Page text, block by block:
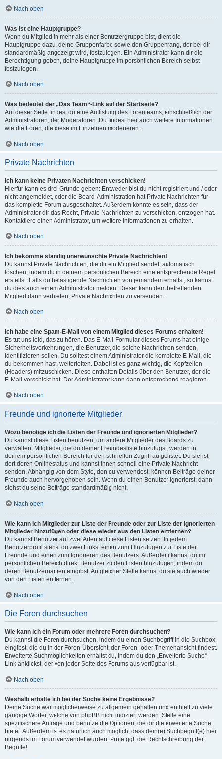
Nach oben
Was ist eine Hauptgruppe?
Wenn du Mitglied in mehr als einer Benutzergruppe bist, dient die
Hauptgruppe dazu, deine Gruppenfarbe sowie den Gruppenrang, der bei dir
standardmäßig angezeigt wird, festzulegen. Ein Administrator kann dir die
Berechtigung geben, deine Hauptgruppe im persönlichen Bereich selbst
festzulegen.
Nach oben
Was bedeutet der „Das Team“-Link auf der Startseite?
Auf dieser Seite findest du eine Auflistung des Forenteams, einschließlich der
Administratoren, der Moderatoren. Du findest hier auch weitere Informationen
wie die Foren, die diese im Einzelnen moderieren.
Nach oben
Private Nachrichten
Ich kann keine Privaten Nachrichten verschicken!
Hierfür kann es drei Gründe geben: Entweder bist du nicht registriert und / oder
nicht angemeldet, oder die Board-Administration hat Private Nachrichten für
das komplette Forum ausgeschaltet. Außerdem könnte es sein, dass der
Administrator dir das Recht, Private Nachrichten zu verschicken, entzogen hat.
Kontaktiere einen Administrator, um weitere Informationen zu erhalten.
Nach oben
Ich bekomme ständig unerwünschte Private Nachrichten!
Du kannst Private Nachrichten, die dir ein Mitglied sendet, automatisch
löschen, indem du in deinem persönlichen Bereich eine entsprechende Regel
erstellst. Falls du belästigende Nachrichten von jemandem erhältst, so kannst
du dies auch einem Administrator melden. Dieser kann dem betreffenden
Mitglied dann verbieten, Private Nachrichten zu versenden.
Nach oben
Ich habe eine Spam-E-Mail von einem Mitglied dieses Forums erhalten!
Es tut uns leid, das zu hören. Das E-Mail-Formular dieses Forums hat einige
Sicherheitsvorkehrungen, die Benutzer, die solche Nachrichten senden,
identifizieren sollen. Du solltest einem Administrator die komplette E-Mail, die
du bekommen hast, weiterleiten. Dabei ist es ganz wichtig, die Kopfzeilen
(Headers) mitzuschicken. Diese enthalten Details über den Benutzer, der die
E-Mail verschickt hat. Der Administrator kann dann entsprechend reagieren.
Nach oben
Freunde und ignorierte Mitglieder
Wozu benötige ich die Listen der Freunde und ignorierten Mitglieder?
Du kannst diese Listen benutzen, um andere Mitglieder des Boards zu
verwalten. Mitglieder, die du deiner Freundesliste hinzufügst, werden in
deinem persönlichen Bereich für den schnellen Zugriff aufgelistet. Du siehst
dort deren Onlinestatus und kannst ihnen schnell eine Private Nachricht
senden. Abhängig von dem Style, den du verwendest, können Beiträge deiner
Freunde auch hervorgehoben sein. Wenn du einen Benutzer ignorierst, dann
siehst du seine Beiträge standardmäßig nicht.
Nach oben
Wie kann ich Mitglieder zur Liste der Freunde oder zur Liste der ignorierten
Mitglieder hinzufügen oder diese wieder aus den Listen entfernen?
Du kannst Benutzer auf zwei Arten auf diese Listen setzen: In jedem
Benutzerprofil siehst du zwei Links: einen zum Hinzufügen zur Liste der
Freunde und einen zum Ignorieren des Benutzers. Außerdem kannst du im
persönlichen Bereich direkt Benutzer zu den Listen hinzufügen, indem du
deren Benutzernamen eingibst. An gleicher Stelle kannst du sie auch wieder
von den Listen entfernen.
Nach oben
Die Foren durchsuchen
Wie kann ich ein Forum oder mehrere Foren durchsuchen?
Du kannst die Foren durchsuchen, indem du einen Suchbegriff in die Suchbox
eingibst, die du in der Foren-Übersicht, der Foren- oder Themenansicht findest.
Erweiterte Suchmöglichkeiten erhältst du, indem du den „Erweiterte Suche“-
Link anklickst, der von jeder Seite des Forums aus verfügbar ist.
Nach oben
Weshalb erhalte ich bei der Suche keine Ergebnisse?
Deine Suche war möglicherweise zu allgemein gehalten und enthielt zu viele
gängige Wörter, welche von phpBB nicht indiziert werden. Stelle eine
spezifischere Anfrage und benutze die Optionen, die dir die erweiterte Suche
bietet. Außerdem ist es natürlich auch möglich, dass dein(e) Suchbegriff(e) hier
nirgends im Forum verwendet wurden. Prüfe ggf. die Rechtschreibung der
Begriffe!